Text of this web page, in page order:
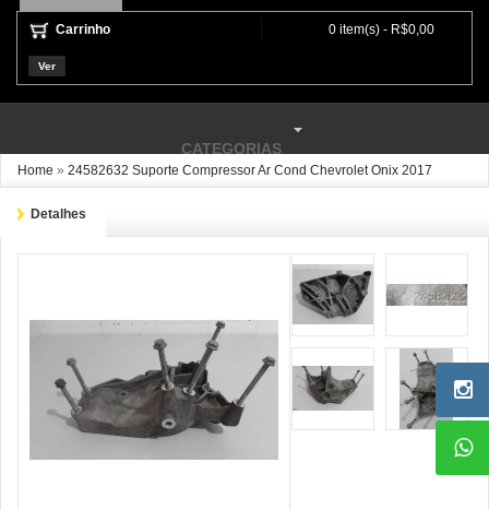
Carrinho 0 item(s) - R$0,00
Ver
CATEGORIAS
Home » 24582632 Suporte Compressor Ar Cond Chevrolet Onix 2017
Detalhes